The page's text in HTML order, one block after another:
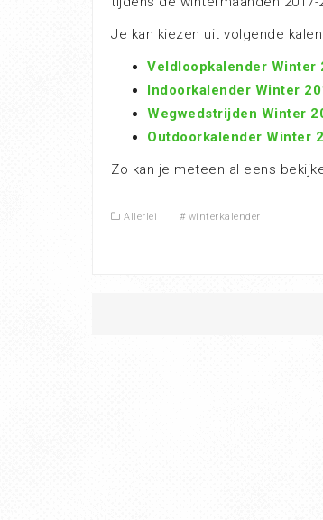
Je kan kiezen uit volgende
Veldloopkalender Winter
Indoorkalender Winter
Wegwedstrijden Winter
Outdoorkalender Winter
Zo kan je meteen al eens
Allerlei # winterkalender